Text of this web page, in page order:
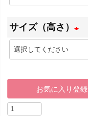
須
サイズ（高さ）
須
)
お気に入り登録